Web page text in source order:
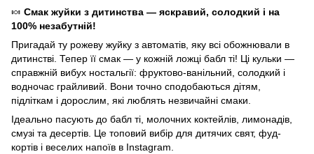
🍬 Смак жуйки з дитинства — яскравий, солодкий і на
100% незабутній!
Пригадай ту рожеву жуйку з автоматів, яку всі обожнювали в
дитинстві. Тепер її смак — у кожній ложці бабл ті! Ці кульки —
справжній вибух ностальгії: фруктово-ванільний, солодкий і
водночас грайливий. Вони точно сподобаються дітям,
підліткам і дорослим, які люблять незвичайні смаки.
Ідеально пасують до бабл ті, молочних коктейлів, лимонадів,
смузі та десертів. Це топовий вибір для дитячих свят, фуд-
кортів і веселих напоїв в Instagram.